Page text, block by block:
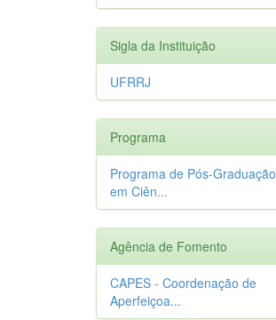
Sigla da Instituição
UFRRJ
Programa
Programa de Pós-Graduação
em Ciên...
Agência de Fomento
CAPES - Coordenação de
Aperfeiçoa...